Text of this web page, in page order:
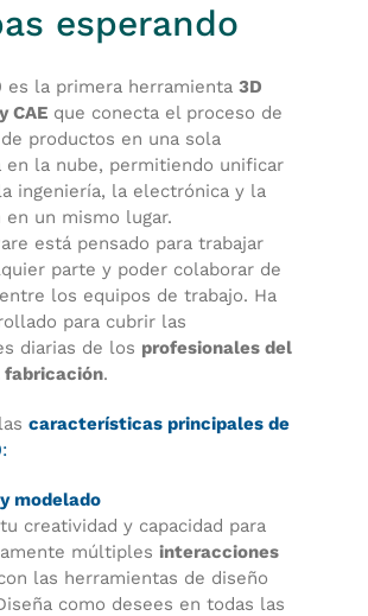
esperando
es la primera herramienta 3D
CAE que conecta el proceso de
productos en una sola
en la nube, permitiendo unificar
ingeniería, la electrónica y la
en un mismo lugar.
está pensado para trabajar
parte y poder colaborar de
los equipos de trabajo. Ha
para cubrir las
diarias de los profesionales del
fabricación.
características principales de
:
modelado
creatividad y capacidad para
múltiples interacciones
las herramientas de diseño
como desees en todas las